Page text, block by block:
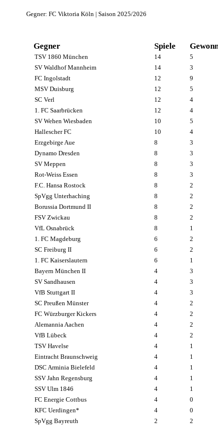
Gegner: FC Viktoria Köln | Saison 2025/2026
Gegner Spiele
TSV 1860 München 14
5
SV Waldhof Mannheim
14
3
FC Ingolstadt
12
9
MSV Duisburg
12
5
SC Verl
12
4
1. FC Saarbrücken
12
4
SV Wehen Wiesbaden
10
5
Hallescher FC
10
4
Erzgebirge Aue
8
3
Dynamo Dresden
8
3
SV Meppen
8
3
Rot-Weiss Essen
8
3
F.C. Hansa Rostock
8
2
SpVgg Unterhaching
8
2
Borussia Dortmund II
8
2
FSV Zwickau
8
2
VfL Osnabrück
8
1
1. FC Magdeburg
6
2
SC Freiburg II
6
2
1. FC Kaiserslautern
6
1
Bayern München II
4
3
SV Sandhausen
4
3
VfB Stuttgart II
4
3
SC Preußen Münster
4
2
FC Würzburger Kickers
4
2
Alemannia Aachen
4
2
VfB Lübeck
4
2
TSV Havelse
4
1
Eintracht Braunschweig
4
1
DSC Arminia Bielefeld
4
1
SSV Jahn Regensburg
4
1
SSV Ulm 1846
4
1
FC Energie Cottbus
4
0
KFC Uerdingen*
4
0
SpVgg Bayreuth
2
2